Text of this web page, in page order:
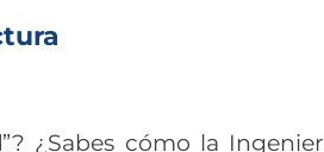
”? ¿Sabes cómo la